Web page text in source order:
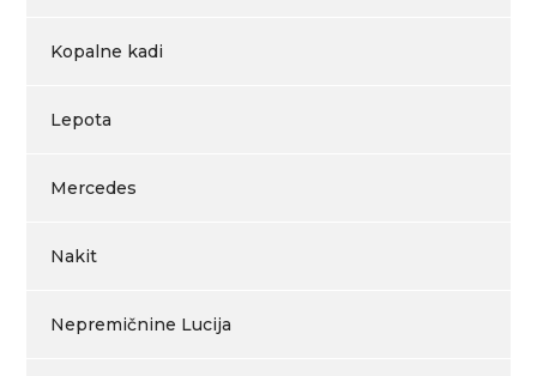
Kopalne kadi
Lepota
Mercedes
Nakit
Nepremičnine Lucija